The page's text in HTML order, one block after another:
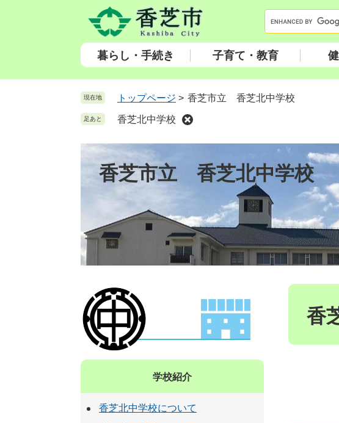
頭
飛
ー
ワ
ー
索
暮らし・手続き 子育て・教育
現在地 トップページ > 香芝市立 香芝北中学校
足あと 香芝北中学校
香芝市立 香芝北中学校
本
香
学校紹介
香芝北中学校について